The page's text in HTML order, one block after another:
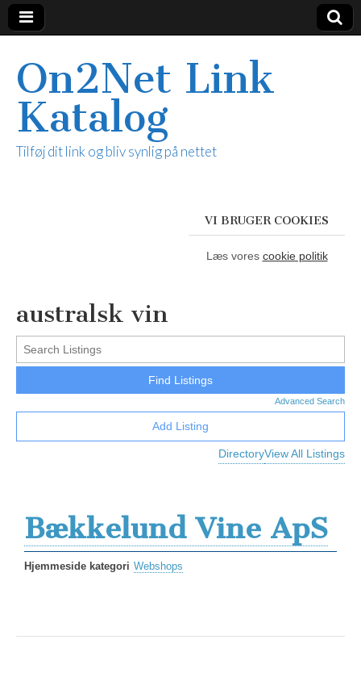
On2Net Link
Katalog
Tilføj dit link og bliv synlig på nettet
VI BRUGER COOKIES
Læs vores cookie politik
australsk vin
Advanced Search
DirectoryView All Listings
Add Listing
Bækkelund Vine ApS
Hjemmeside kategori Webshops